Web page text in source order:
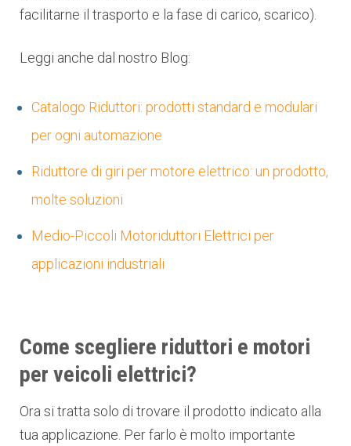
facilitarne il trasporto e la fase di carico, scarico).
Leggi anche dal nostro Blog:
Catalogo Riduttori: prodotti standard e modulari
per ogni automazione
Riduttore di giri per motore elettrico: un prodotto,
molte soluzioni
Medio-Piccoli Motoriduttori Elettrici per
applicazioni industriali
Come scegliere riduttori e motori
per veicoli elettrici?
Ora si tratta solo di trovare il prodotto indicato alla
tua applicazione. Per farlo è molto importante